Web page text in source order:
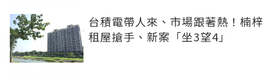
台積電帶人來、市場跟著熱！楠梓
租屋搶手、新案「坐3望4」